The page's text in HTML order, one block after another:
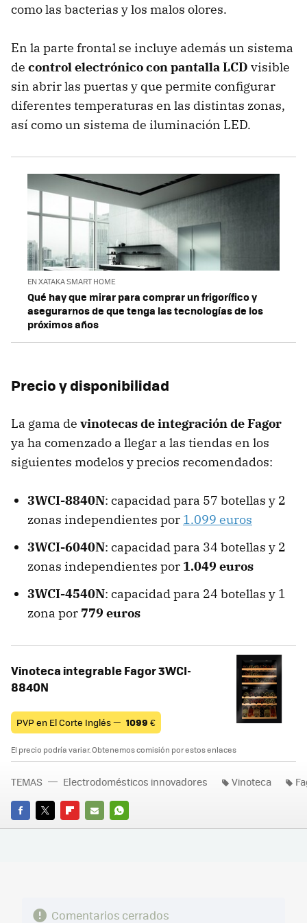
como las bacterias y los malos olores.
En la parte frontal se incluye además un sistema
de control electrónico con pantalla LCD visible
sin abrir las puertas y que permite configurar
diferentes temperaturas en las distintas zonas,
así como un sistema de iluminación LED.
EN XATAKA SMART HOME
Qué hay que mirar para comprar un frigorífico y
asegurarnos de que tenga las tecnologías de los
próximos años
Precio y disponibilidad
La gama de vinotecas de integración de Fagor
ya ha comenzado a llegar a las tiendas en los
siguientes modelos y precios recomendados:
3WCI-8840N: capacidad para 57 botellas y 2
zonas independientes por 1.099 euros
3WCI-6040N: capacidad para 34 botellas y 2
zonas independientes por 1.049 euros
3WCI-4540N: capacidad para 24 botellas y 1
zona por 779 euros
Vinoteca integrable Fagor 3WCI-
8840N
PVP en El Corte Inglés — 1099 €
El precio podría variar. Obtenemos comisión por estos enlaces
FACEBOOK
TWITTERFLIPBOARD
E-
WHATSAPP
TEMAS Electrodomésticos innovadores Vinoteca
Comentarios cerrados